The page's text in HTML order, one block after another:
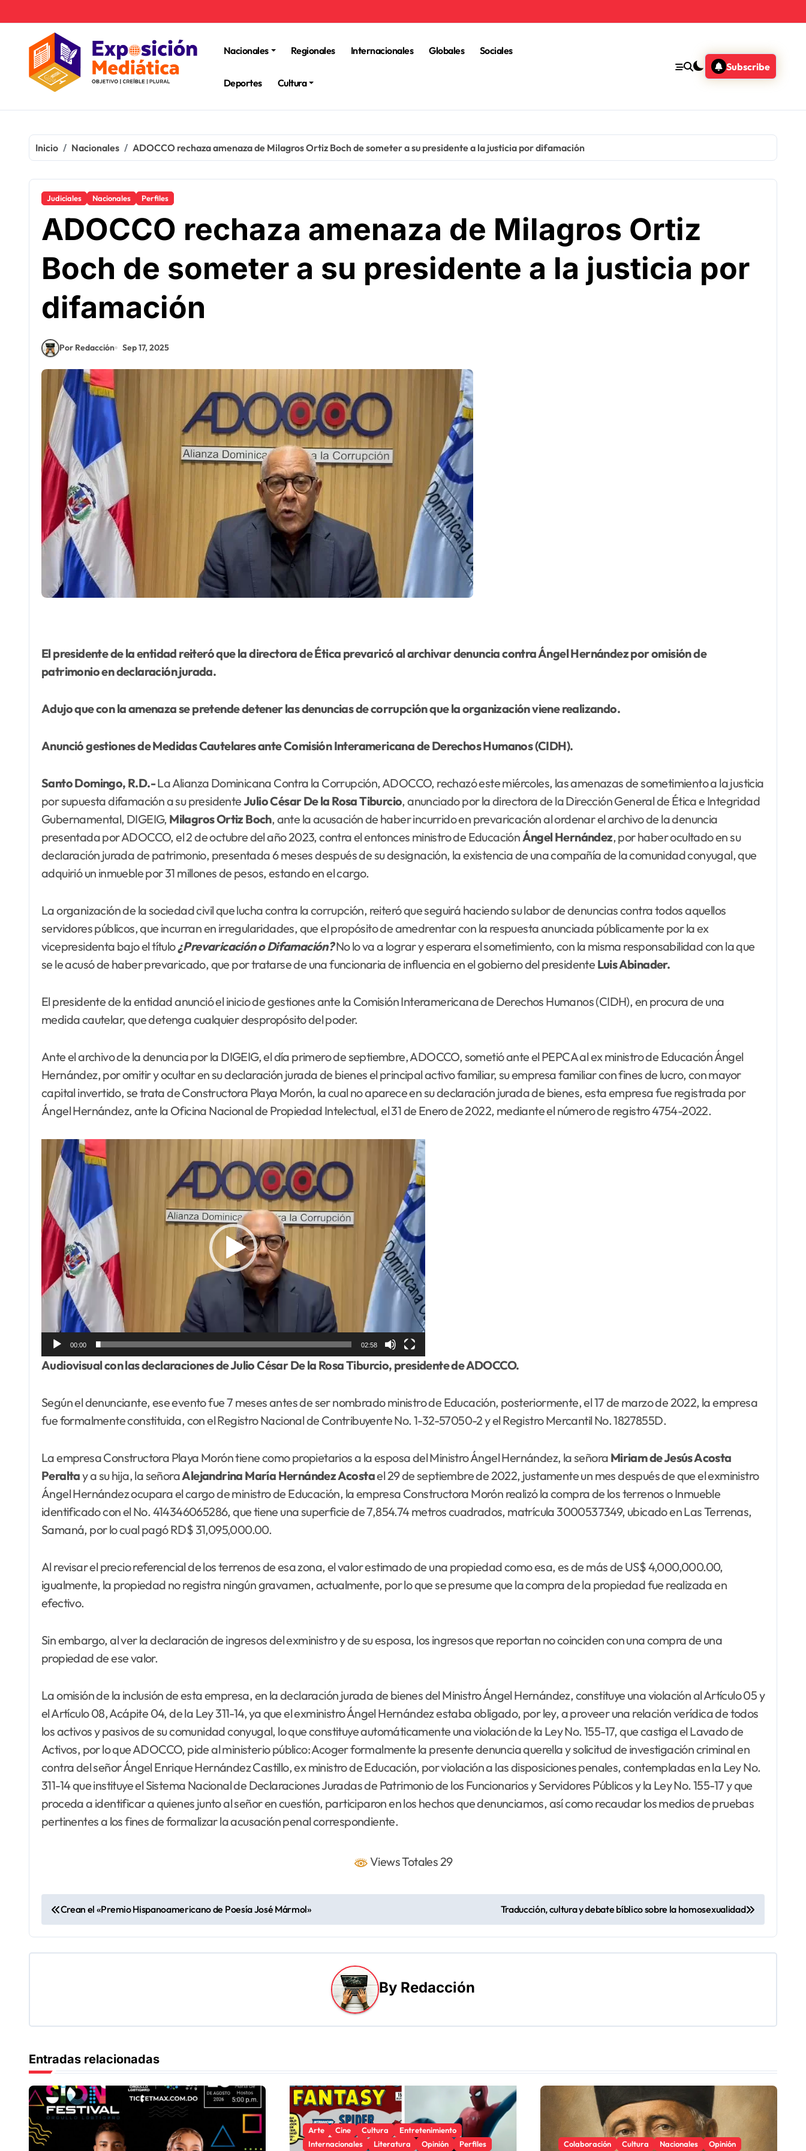
Nacionales
Regionales Internacionales Globales Sociales
Deportes Cultura
Subscribe
Inicio Nacionales ADOCCO rechaza amenaza de Milagros Ortiz Boch de someter a su presidente a la justicia por difamación
Judiciales Nacionales Perfiles
ADOCCO rechaza amenaza de Milagros Ortiz
Boch de someter a su presidente a la justicia por
difamación
Por Redacción Sep 17, 2025
Elpresidente de la entidad reiteró que la directora de Ética prevaricó al archivar denuncia contra Ángel Hernández por omisión de
patrimonio en declaración jurada.
Adujo que con la amenaza se pretende detener las denuncias de corrupción que la organización viene realizando.
Anunció gestiones de Medidas Cautelares ante Comisión Interamericana de Derechos Humanos (CIDH).
Santo Domingo, R.D.-La Alianza Dominicana Contra la Corrupción, ADOCCO, rechazó este miércoles, las amenazas de sometimiento a la justicia
por supuesta difamación a su presidenteJulio César De la RosaTiburcio, anunciado por la directora de la Dirección General de Ética e Integridad
Gubernamental, DIGEIG, Milagros Ortiz Boch, ante la acusación de haber incurrido en prevaricación al ordenar el archivo de la denuncia
presentada por ADOCCO, el 2 de octubre del año 2023, contra el entonces ministro de Educación ÁngelHernández, por haber ocultado en su
declaración jurada de patrimonio, presentada 6 meses después de su designación, la existencia de una compañía de la comunidad conyugal, que
adquirió un inmueble por 31 millones de pesos, estando en el cargo.
La organización de la sociedad civil que lucha contra la corrupción, reiteró que seguirá haciendo su labor de denuncias contra todos aquellos
servidores públicos, que incurran en irregularidades, que el propósito de amedrentar con la respuesta anunciada públicamente por la ex
vicepresidenta bajo el título¿Prevaricación o Difamación?No lo va a lograr y esperara el sometimiento, con la misma responsabilidad con la que
se le acusó de haber prevaricado, que por tratarse de una funcionaria de influencia en el gobierno del presidente Luis Abinader.
El presidente de la entidad anunció el inicio de gestiones ante la Comisión Interamericana de Derechos Humanos (CIDH), en procura de una
medida cautelar, que detenga cualquier despropósito del poder.
Ante el archivo de la denuncia por la DIGEIG, el día primero de septiembre, ADOCCO, sometió ante el PEPCA al ex ministro de Educación Ángel
Hernández, por omitir y ocultar en su declaración jurada de bienes el principal activo familiar, su empresa familiar con fines de lucro, con mayor
capital invertido, se trata de Constructora Playa Morón, la cual no aparece en su declaración jurada de bienes, esta empresa fue registrada por
Ángel Hernández, ante la Oficina Nacional de Propiedad Intelectual, el 31 de Enero de 2022, mediante el número de registro 4754-2022.
Reproductor
vídeo
00:00 02:58
Audiovisual con las declaraciones de Julio César De la Rosa Tiburcio, presidente de ADOCCO.
Según el denunciante, ese evento fue 7 meses antes de ser nombrado ministro de Educación, posteriormente, el 17 de marzo de 2022, la empresa
fue formalmente constituida, con el Registro Nacional de Contribuyente No. 1-32-57050-2 y el Registro Mercantil No. 1827855D.
La empresa Constructora Playa Morón tiene como propietarios a la esposa del Ministro Ángel Hernández, la señora Miriam de Jesús Acosta
Peraltay a su hija, la señoraAlejandrina María Hernández Acostael 29 de septiembre de 2022, justamente un mes después de que el exministro
Ángel Hernández ocupara el cargo de ministro de Educación, la empresa Constructora Morón realizó la compra de los terrenos o Inmueble
identificado con el No. 414346065286, que tiene una superficie de 7,854.74 metros cuadrados, matrícula 3000537349, ubicado en Las Terrenas,
Samaná, por lo cual pagó RD$ 31,095,000.00.
Al revisar el precio referencial de los terrenos de esa zona, el valor estimado de una propiedad como esa, es de más de US$ 4,000,000.00,
igualmente, la propiedad no registra ningún gravamen, actualmente, por lo que se presume que la compra de la propiedad fue realizada en
efectivo.
Sin embargo, al ver la declaración de ingresos del exministro y de su esposa, los ingresos que reportan no coinciden con una compra de una
propiedad de ese valor.
La omisión de la inclusión de esta empresa, en la declaración jurada de bienes del Ministro Ángel Hernández, constituye una violación al Artículo 05 y
el Artículo 08, Acápite 04, de la Ley 311-14, ya que el exministro Ángel Hernández estaba obligado, por ley, a proveer una relación verídica de todos
los activos y pasivos de su comunidad conyugal, lo que constituye automáticamente una violación de la Ley No. 155-17, que castiga el Lavado de
Activos, por lo que ADOCCO, pide al ministerio público: Acoger formalmente la presente denuncia querella y solicitud de investigación criminal en
contra del señor Ángel Enrique Hernández Castillo, ex ministro de Educación, por violación a las disposiciones penales, contempladas en la Ley No.
311-14 que instituye el Sistema Nacional de Declaraciones Juradas de Patrimonio de los Funcionarios y Servidores Públicos y la Ley No. 155-17 y que
proceda a identificar a quienes junto al señor en cuestión, participaron en los hechos que denunciamos, así como recaudar los medios de pruebas
pertinentes a los fines de formalizar la acusación penal correspondiente.
Views Totales 29
N
a
v
a
c
i
ó
n
Crean el «Premio Hispanoamericano de Poesía José Mármol» Traducción, cultura y debate bíblico sobre la homosexualidad
By Redacción
Entradas relacionadas
Arte Cine Cultura
Entretenimiento
Internacionales
Literatura Opinión Perfiles Colaboración Cultura Nacionales Opinión